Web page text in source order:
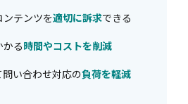
テンツを適切に訴求できる
る時間やコストを削減
い合わせ対応の負荷を軽減